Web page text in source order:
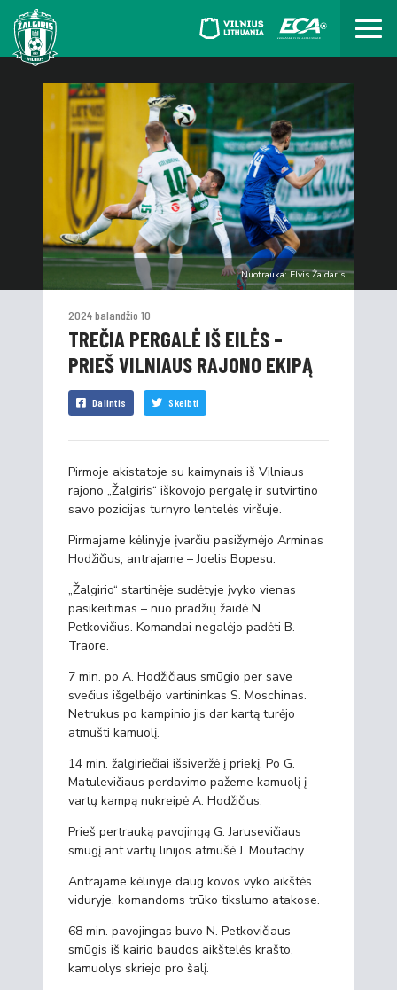
Nuotrauka: Elvis Žaldaris
2024 balandžio 10
TREČIA PERGALĖ IŠ EILĖS –
PRIEŠ VILNIAUS RAJONO EKIPĄ
Dalintis Skelbti
Pirmoje akistatoje su kaimynais iš Vilniaus
rajono „Žalgiris“ iškovojo pergalę ir sutvirtino
savo pozicijas turnyro lentelės viršuje.
Pirmajame kėlinyje įvarčiu pasižymėjo Arminas
Hodžičius, antrajame – Joelis Bopesu.
„Žalgirio“ startinėje sudėtyje įvyko vienas
pasikeitimas – nuo pradžių žaidė N.
Petkovičius. Komandai negalėjo padėti B.
Traore.
7 min. po A. Hodžičiaus smūgio per save
svečius išgelbėjo vartininkas S. Moschinas.
Netrukus po kampinio jis dar kartą turėjo
atmušti kamuolį.
14 min. žalgiriečiai išsiveržė į priekį. Po G.
Matulevičiaus perdavimo pažeme kamuolį į
vartų kampą nukreipė A. Hodžičius.
Prieš pertrauką pavojingą G. Jarusevičiaus
smūgį ant vartų linijos atmušė J. Moutachy.
Antrajame kėlinyje daug kovos vyko aikštės
viduryje, komandoms trūko tikslumo atakose.
68 min. pavojingas buvo N. Petkovičiaus
smūgis iš kairio baudos aikštelės krašto,
kamuolys skriejo pro šalį.